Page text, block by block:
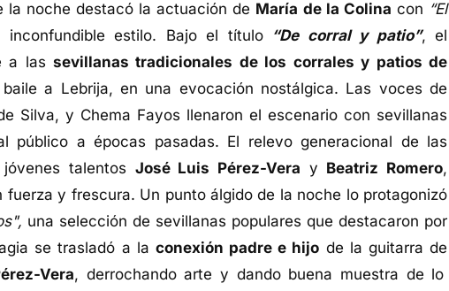
la noche destacó la actuación de María de la Colina con “El
estilo. Bajo el título“De corral y patio”, el
a las sevillanas tradicionales de los corrales y patios de
a Lebrija, en una evocación nostálgica. Las voces de
Silva, y Chema Fayos llenaron el escenario con sevillanas
público a épocas pasadas. El relevo generacional de las
talentos José Luis Pérez-Vera y Beatriz Romero,
y frescura. Un punto álgido de la noche lo protagonizó
una selección de sevillanas populares que destacaron por
se trasladó a la conexión padre e hijo de la guitarra de
Vera, derrochando arte y dando buena muestra de lo